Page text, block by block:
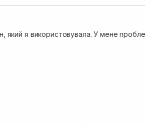
який я використовувала. У мене